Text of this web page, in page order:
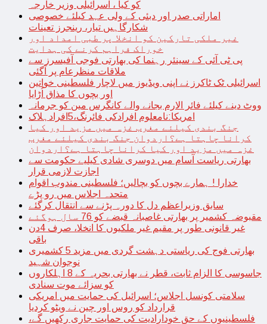
کو کیا ، اسرائیلی وزیر خارجہ
اماراتی صدر اور دبئی کے ولی عہد کیلئے خصوصی
شکارگاہیں تیار، رینجرز تعینات
غیر ملکی تارکین کو انخلا پر طبی امداد اور
خوراک فراہم کرنے کی ہدایت
پی ٹی آئی کے سینئر رہنما کی بھارتی فوجی آفیسرز سے
ملاقات منظرعام پر آگئی
اسرائیلی ٹک ٹاکرز نے اپنی ویڈیوز میں لاچار فلسطینی خواتین
اور بچوں کا مذاق اُڑایا
ووٹ دینے کیلئے فائر الارم بجانے والے کانگرس مین کو جرمانہ
امریکا:نامعلوم افرادکی فائرنگ،5افرادہلاک
جنگ بندی کیلئے مغرب غزہ میں مزید اور کیا
کرانا چاہتا ہے؟اردوان جنگ بندی کیلئے مغرب
غزہ میں مزید اور کیا کرانا چاہتا ہے؟اردوان
بھارتی ریاست آسام میں دوسری شادی کیلیے حکومت سے
اجازت لازمی قرار
خدارا ! ہمارے بچوں کو بچالیں؛ فلسطینی مندوب اقوام
متحدہ اجلاس میں رو پڑے
سابق وزیراعظم دل کا دورہ پڑنے سے انتقال کرگئے
مقبوضہ کشمیر پر بھارتی غاصبانہ قبضے کو 76 سال ہوگئے
غیر قانونی طور پر مقیم غیر ملکیوں کا انخلا، صرف 4دن
باقی
بھارتی فوج کی ریاستی دہشت گردی میں مزید 5 کشمیری
نوجوان شہید
جاسوسی کا الزام ثابت، قطر نے بھارتی بحریہ کے 8 اہلکاروں
کو سزائے موت سنادی
سلامتی کونسل اجلاس؛ اسرائیل کی حمایت میں امریکی
قرارداد کو روس اور چین نے ویٹو کردیا
فلسطینیوں کے حق خودارادیت کی حمایت جاری رکھیں گے،